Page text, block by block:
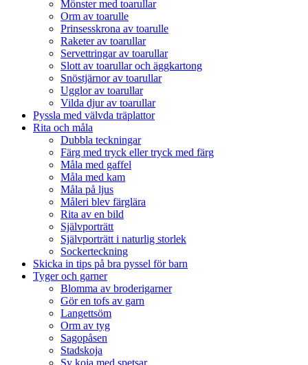
Mönster med toarullar
Orm av toarulle
Prinsesskrona av toarulle
Raketer av toarullar
Servettringar av toarullar
Slott av toarullar och äggkartong
Snöstjärnor av toarullar
Ugglor av toarullar
Vilda djur av toarullar
Pyssla med välvda träplattor
Rita och måla
Dubbla teckningar
Färg med tryck eller tryck med färg
Måla med gaffel
Måla med kam
Måla på ljus
Måleri blev färglära
Rita av en bild
Självporträtt
Självporträtt i naturlig storlek
Sockerteckning
Skicka in tips på bra pyssel för barn
Tyger och garner
Blomma av broderigarner
Gör en tofs av garn
Langettsöm
Orm av tyg
Sagopåsen
Stadskoja